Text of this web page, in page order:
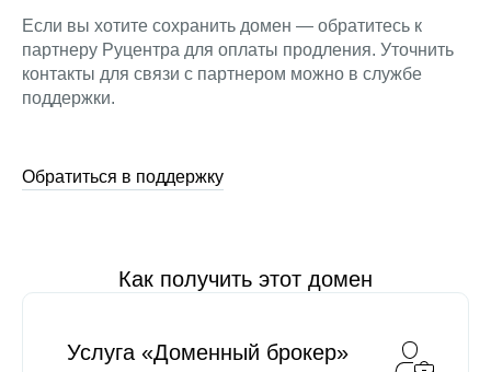
Если вы хотите сохранить домен — обратитесь к
партнеру Руцентра для оплаты продления. Уточнить
контакты для связи с партнером можно в службе
поддержки.
Обратиться в поддержку
Как получить этот домен
Услуга «Доменный брокер»